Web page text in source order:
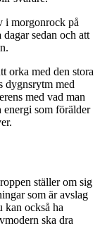
i morgonrock på
sedan och att
orka med den stora
dygnsrytm med
med vad man
som förälder
ställer om sig
som är avslag
kan också ha
ska dra